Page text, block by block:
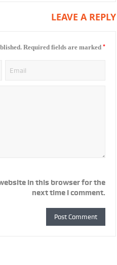
LEAVE A REPLY
Required fields are marked *
in this browser for the
next time I comment.